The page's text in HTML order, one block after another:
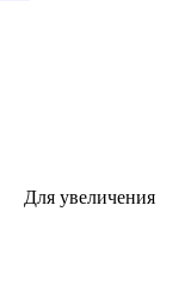
Для увеличения